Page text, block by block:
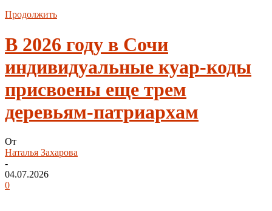
Продолжить
В 2026 году в Сочи
индивидуальные куар-коды
присвоены еще трем
деревьям-патриархам
От
Наталья Захарова
-
04.07.2026
0